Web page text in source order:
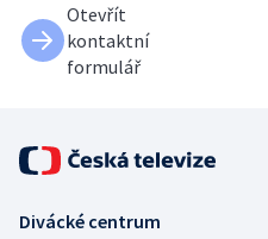
Otevřít
kontaktní
formulář
Divácké centrum